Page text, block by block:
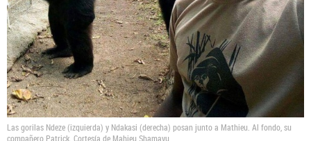
Las gorilas Ndeze (izquierda) y Ndakasi (derecha) posan junto a Mathieu. Al fondo, su
compañero Patrick. Cortesía de Mahieu Shamavu